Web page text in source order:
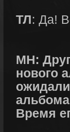
ТЛ: Да!
МН:
нового
Время